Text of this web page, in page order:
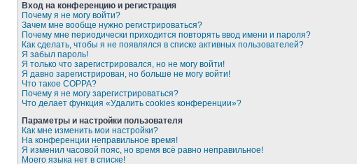
Вход на конференцию и регистрация
Почему я не могу войти?
Зачем мне вообще нужно регистрироваться?
Почему мне периодически приходится повторять ввод имени и пароля?
Как сделать, чтобы я не появлялся в списке активных пользователей?
Я забыл пароль!
Я только что зарегистрировался, но не могу войти!
Я давно зарегистрирован, но больше не могу войти!
Что такое COPPA?
Почему я не могу зарегистрироваться?
Что делает функция «Удалить cookies конференции»?
Параметры и настройки пользователя
Как мне изменить мои настройки?
На конференции неправильное время!
Я изменил часовой пояс, но время всё равно неправильное!
Моего языка нет в списке!